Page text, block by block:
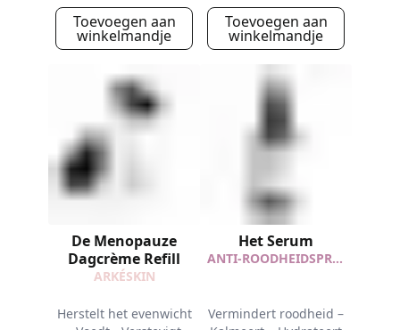
Toevoegen aan
winkelmandje
Toevoegen aan
winkelmandje
De Menopauze
Dagcrème Refill
ARKÉSKIN
Herstelt het evenwicht
Het Serum
ANTI-ROODHEIDSPROTOCOL
Vermindert roodheid –